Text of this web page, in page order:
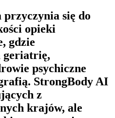
się do
opieki
gdzie
geriatrię,
psychiczne
StrongBody AI
z
krajów, ale